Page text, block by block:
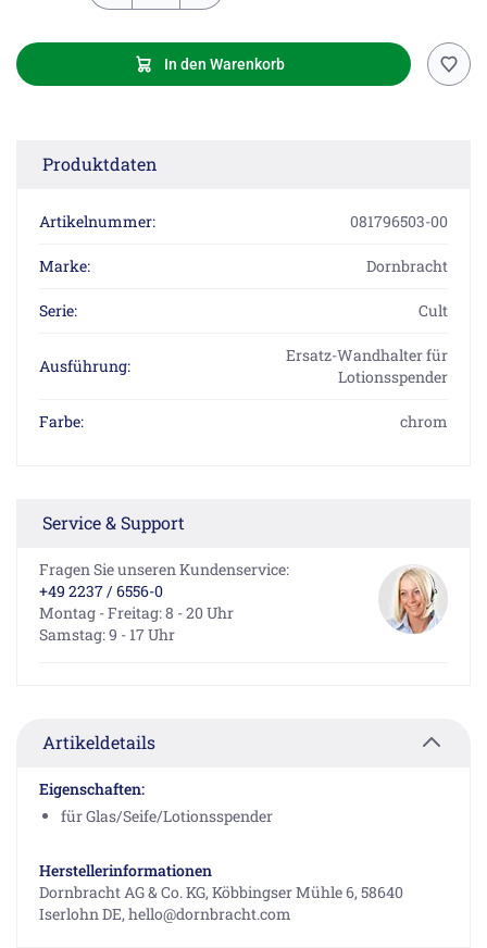
In den Warenkorb
Produktdaten
Artikelnummer: 081796503-00
Marke: Dornbracht
Serie: Cult
Ausführung:
Ersatz-Wandhalter für
Lotionsspender
Farbe: chrom
Service & Support
Fragen Sie unseren Kundenservice:
+49 2237 / 6556-0
Montag - Freitag: 8 - 20 Uhr
Samstag: 9 - 17 Uhr
Artikeldetails
Eigenschaften:
für Glas/Seife/Lotionsspender
Herstellerinformationen
Dornbracht AG & Co. KG, Köbbingser Mühle 6, 58640
Iserlohn DE, hello@dornbracht.com